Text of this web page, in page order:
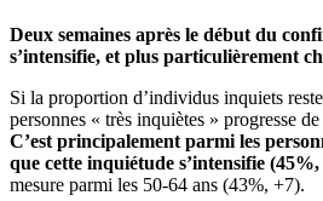
Deux semaines après le début du
s’intensifie, et plus particulièrement
Si la proportion d’individus inquiets
personnes « très inquiètes » progresse
C’est principalement parmi les
que cette inquiétude s’intensifie (45%,
mesure parmi les 50-64 ans (43%, +7).